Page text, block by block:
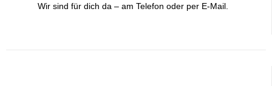
Wir sind für dich da – am Telefon oder per E-Mail.